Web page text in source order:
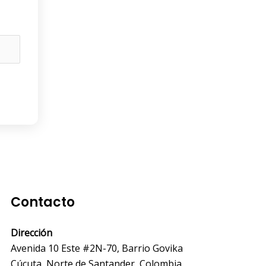
Contacto
Dirección
Avenida 10 Este #2N-70, Barrio Govika